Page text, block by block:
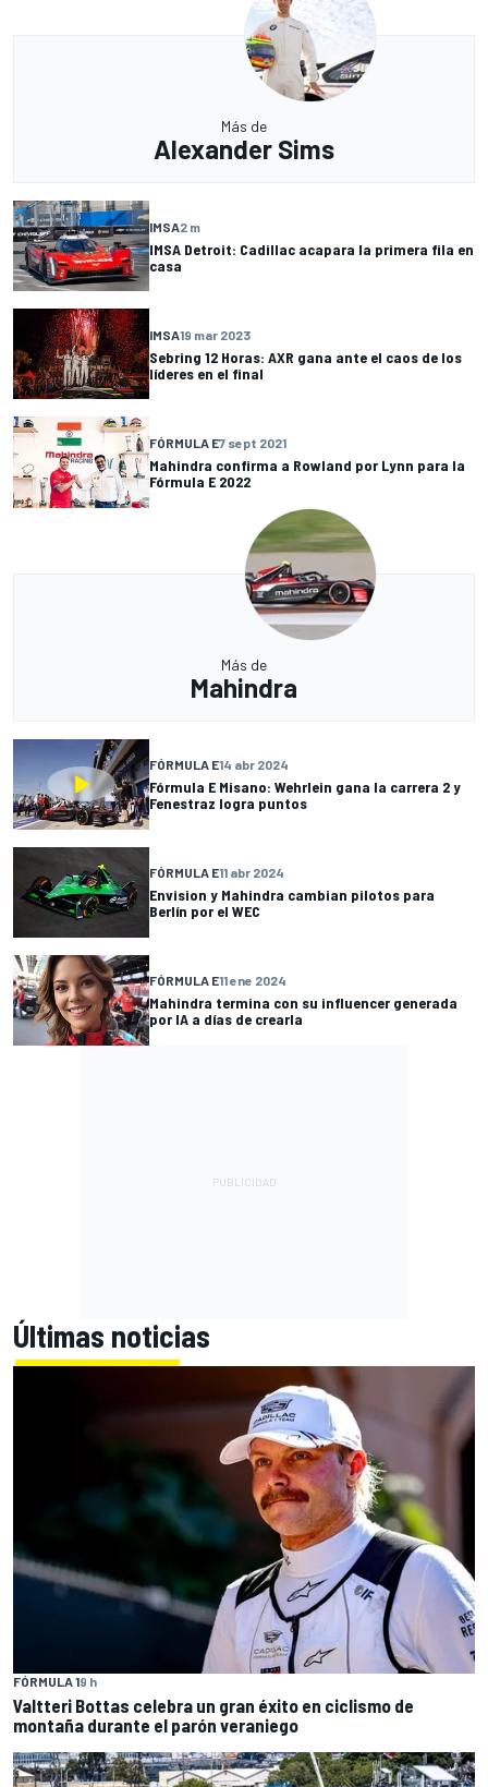
Más de
Alexander Sims
IMSA2 m
IMSA Detroit: Cadillac acapara la primera fila en
casa
IMSA19 mar 2023
Sebring 12 Horas: AXR gana ante el caos de los
líderes en el final
FÓRMULA E7 sept 2021
Mahindra confirma a Rowland por Lynn para la
Fórmula E 2022
Más de
Mahindra
FÓRMULA E14 abr 2024
Fórmula E Misano: Wehrlein gana la carrera 2 y
Fenestraz logra puntos
FÓRMULA E11 abr 2024
Envision y Mahindra cambian pilotos para
Berlín por el WEC
FÓRMULA E11 ene 2024
Mahindra termina con su influencer generada
por IA a días de crearla
Últimas noticias
FÓRMULA 19 h
Valtteri Bottas celebra un gran éxito en ciclismo de
montaña durante el parón veraniego